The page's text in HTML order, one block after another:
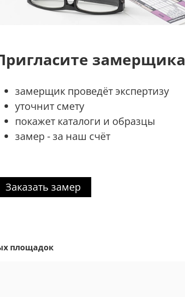
замерщика
замерщик проведёт экспертизу
уточнит смету
покажет каталоги и образцы
замер - за наш счёт
Заказать замер
площадок